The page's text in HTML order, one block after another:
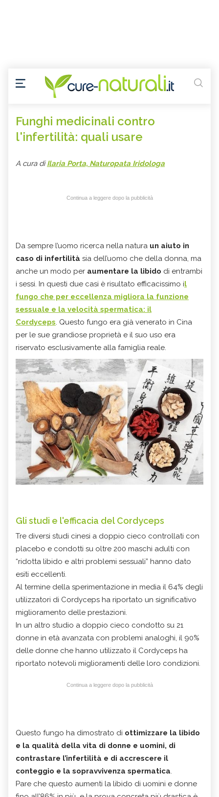
Funghi medicinali contro
l'infertilità: quali usare
A cura diIlaria Porta, Naturopata Iridologa
Continua a leggere dopo la pubblicità
Da sempre l’uomo ricerca nella natura un aiuto in
caso di infertilità sia dell’uomo che della donna, ma
anche un modo per aumentare la libido di entrambi
i sessi. In questi due casi è risultato efficacissimo il
fungo che per eccellenza migliora la funzione
sessuale e la velocità spermatica: il
Cordyceps. Questo fungo era già venerato in Cina
per le sue grandiose proprietà e il suo uso era
riservato esclusivamente alla famiglia reale.
Gli studi e l'efficacia delCordyceps
Tre diversi studi cinesi a doppio cieco controllati con
placebo e condotti su oltre 200 maschi adulti con
“ridotta libido e altri problemi sessuali” hanno dato
esiti eccellenti.
Al termine della sperimentazione in media il 64% degli
utilizzatori di Cordyceps ha riportato un significativo
miglioramento delle prestazioni.
In un altro studio a doppio cieco condotto su 21
donne in età avanzata con problemi analoghi, il 90%
delle donne che hanno utilizzato il Cordyceps ha
riportato notevoli miglioramenti delle loro condizioni.
Continua a leggere dopo la pubblicità
Questo fungo ha dimostrato di ottimizzare la libido
e la qualità della vita di donne e uomini, di
contrastare l’infertilità e di accrescere il
conteggio e la sopravvivenza spermatica.
Pare che questo aumenti la libido di uomini e donne